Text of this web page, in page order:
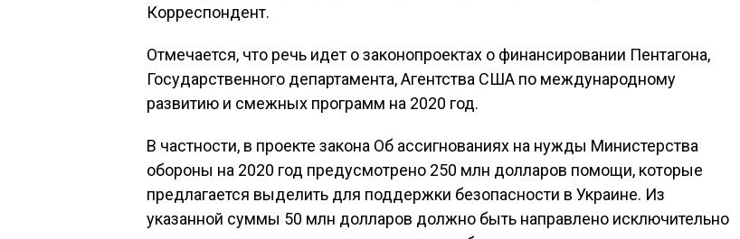
Корреспондент.
Отмечается, что речь идет о законопроектах о финансировании Пентагона,
Государственного департамента, Агентства США по международному
развитию и смежных программ на 2020 год.
В частности, в проекте закона Об ассигнованиях на нужды Министерства
обороны на 2020 год предусмотрено 250 млн долларов помощи, которые
предлагается выделить для поддержки безопасности в Украине. Из
указанной суммы 50 млн долларов должно быть направлено исключительно